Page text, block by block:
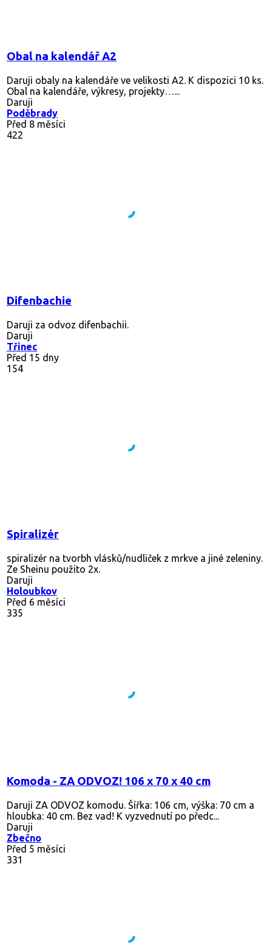
Obal na kalendář A2
Daruji obaly na kalendáře ve velikosti A2. K dispozici 10 ks.
Obal na kalendáře, výkresy, projekty…...
Daruji
Poděbrady
Před 8 měsíci
422
Difenbachie
Daruji za odvoz difenbachii.
Daruji
Třinec
Před 15 dny
154
Spiralizér
spiralizér na tvorbh vlásků/nudliček z mrkve a jiné zeleniny.
Ze Sheinu použito 2x.
Daruji
Holoubkov
Před 6 měsíci
335
Komoda - ZA ODVOZ! 106 x 70 x 40 cm
Daruji ZA ODVOZ komodu. Šířka: 106 cm, výška: 70 cm a
hloubka: 40 cm. Bez vad! K vyzvednutí po předc...
Daruji
Zbečno
Před 5 měsíci
331